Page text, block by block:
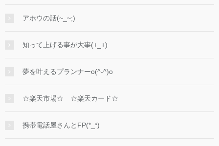
アホウの話(~_~;)
知って上げる事が大事(+_+)
夢を叶えるプランナーo(^-^)o
☆楽天市場☆ ☆楽天カード☆
携帯電話屋さんとFP(*_*)